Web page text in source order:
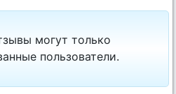
могут только
пользователи.